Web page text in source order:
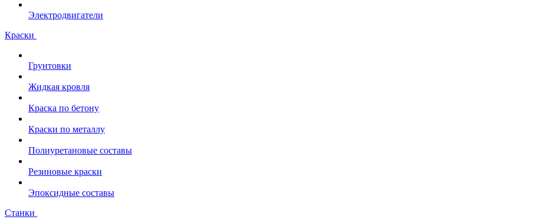
Электродвигатели
Краски
Грунтовки
Жидкая кровля
Краска по бетону
Краски по металлу
Полиуретановые составы
Резиновые краски
Эпоксидные составы
Станки